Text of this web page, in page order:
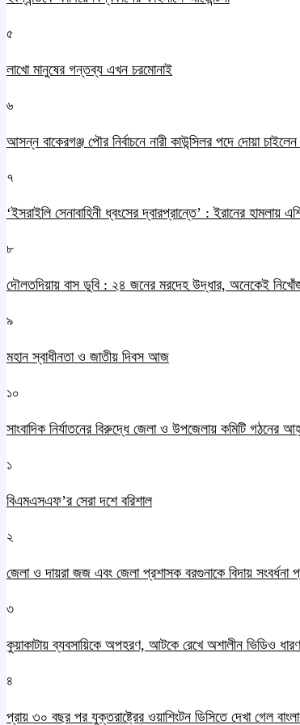
৫
লাখো মানুষের গন্তব্য এখন চরমোনাই
৬
আসন্ন বাকেরগঞ্জ পৌর নির্বাচনে নারী কাউন্সিলর পদে দোয়া
৭
‘ইসরাইলি সেনাবাহিনী ধ্বংসের দ্বারপ্রান্তে’ : ইরানের হামলায়
৮
দৌলতদিয়ায় বাস ডুবি : ২৪ জনের মরদেহ উদ্ধার, অনেকেই
৯
মহান স্বাধীনতা ও জাতীয় দিবস আজ
১০
সাংবাদিক নির্যাতনের বিরুদ্ধে জেলা ও উপজেলায় কমিটি গঠনের
১
বিএমএসএফ’র সেরা দশে বরিশাল
২
জেলা ও দায়রা জজ এবং জেলা প্রশাসক বরগুনাকে বিদায় সংবর্ধনা
৩
কুয়াকাটায় ব্যবসায়িকে অপহরণ, আটকে রেখে অশালীন ভিডিও
৪
প্রায় ৩০ বছর পর যুক্তরাষ্ট্রের ওয়াশিংটন ডিসিতে দেখা গেল